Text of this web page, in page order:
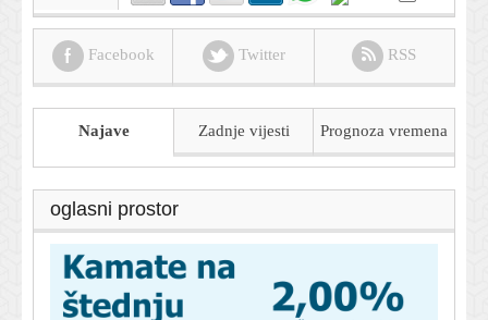
Facebook Twitter RSS
Najave Zadnje vijesti Prognoza vremena
oglasni prostor